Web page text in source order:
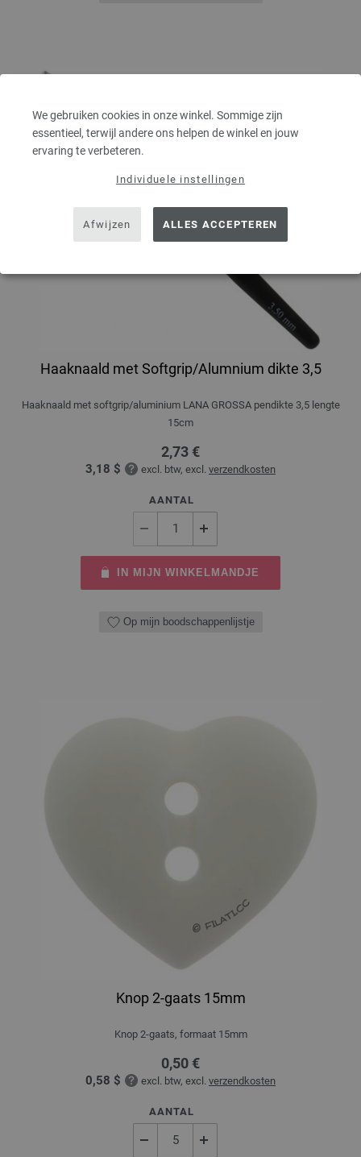
We gebruiken cookies in onze winkel. Sommige zijn
essentieel, terwijl andere ons helpen de winkel en jouw
ervaring te verbeteren.
Individuele instellingen
Afwijzen ALLES ACCEPTEREN
Haaknaald met Softgrip/Alumnium dikte 3,5
Haaknaald met softgrip/aluminium LANA GROSSA pendikte 3,5 lengte
15cm
2,73 €
3,18 $ excl. btw, excl. verzendkosten
AANTAL
IN MIJN WINKELMANDJE
Op mijn boodschappenlijstje
Knop 2-gaats 15mm
Knop 2-gaats, formaat 15mm
0,50 €
0,58 $ excl. btw, excl. verzendkosten
AANTAL